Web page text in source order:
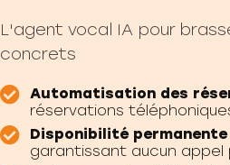
L'agent vocal IA pour
concrets
Automatisation des
réservations
Disponibilité permanente
garantissant aucun appel